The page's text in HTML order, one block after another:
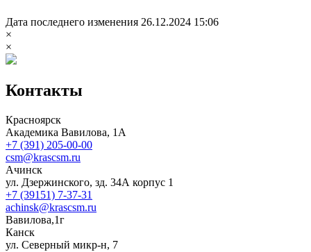
Дата последнего изменения 26.12.2024 15:06
×
×
Контакты
Красноярск
Академика Вавилова, 1А
+7 (391) 205-00-00
csm@krascsm.ru
Ачинск
ул. Дзержинского, зд. 34А корпус 1
+7 (39151) 7-37-31
achinsk@krascsm.ru
Вавилова,1г
Канск
ул. Северный микр-н, 7